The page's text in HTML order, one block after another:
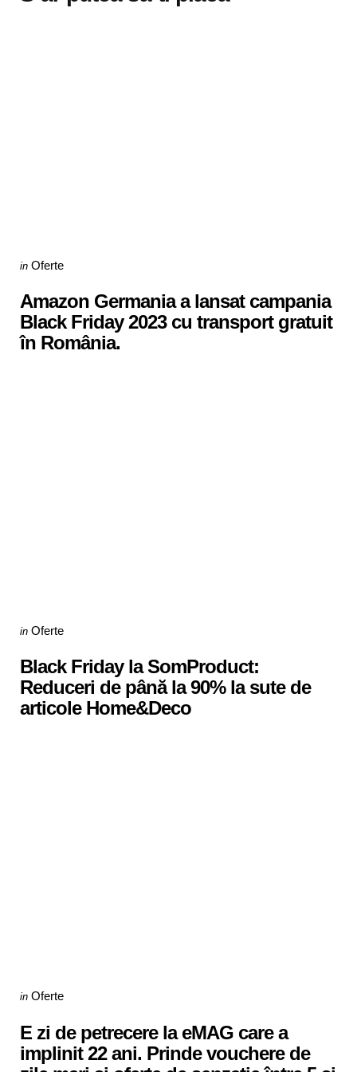
Categories
Posted
in Oferte
Amazon Germania a lansat campania
Black Friday 2023 cu transport gratuit
în România.
Categories
Posted
in Oferte
Black Friday la SomProduct:
Reduceri de până la 90% la sute de
articole Home&Deco
Categories
Posted
in Oferte
E zi de petrecere la eMAG care a
implinit 22 ani. Prinde vouchere de